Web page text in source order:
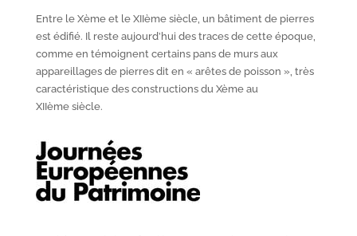
Entre le Xèmeet le XIIèmesiècle, un bâtiment de pierres
est édifié. Il reste aujourd’hui des traces de cette époque,
comme en témoignent certains pans de murs aux
appareillages de pierres dit en « arêtes de poisson », très
caractéristique des constructions du Xèmeau
XIIèmesiècle.